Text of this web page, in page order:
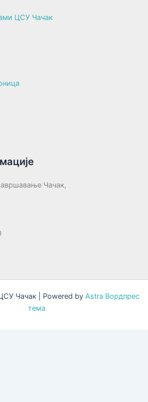
ЦСУ Чачак
Чачак,
Чачак | Powered by Astra Вордпрес
тема